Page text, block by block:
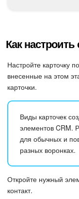
Складской
Почта
CRM
Онлайн-
КЭДО
Подпись
Как настроить
Настройте карточку
внесенные на этом
карточки.
Виды карточек
элементов CRM.
для обычных и
разных воронках.
Откройте нужный
контакт.